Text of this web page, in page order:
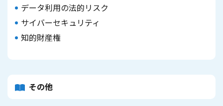
データ利用の法的リスク
サイバーセキュリティ
知的財産権
その他